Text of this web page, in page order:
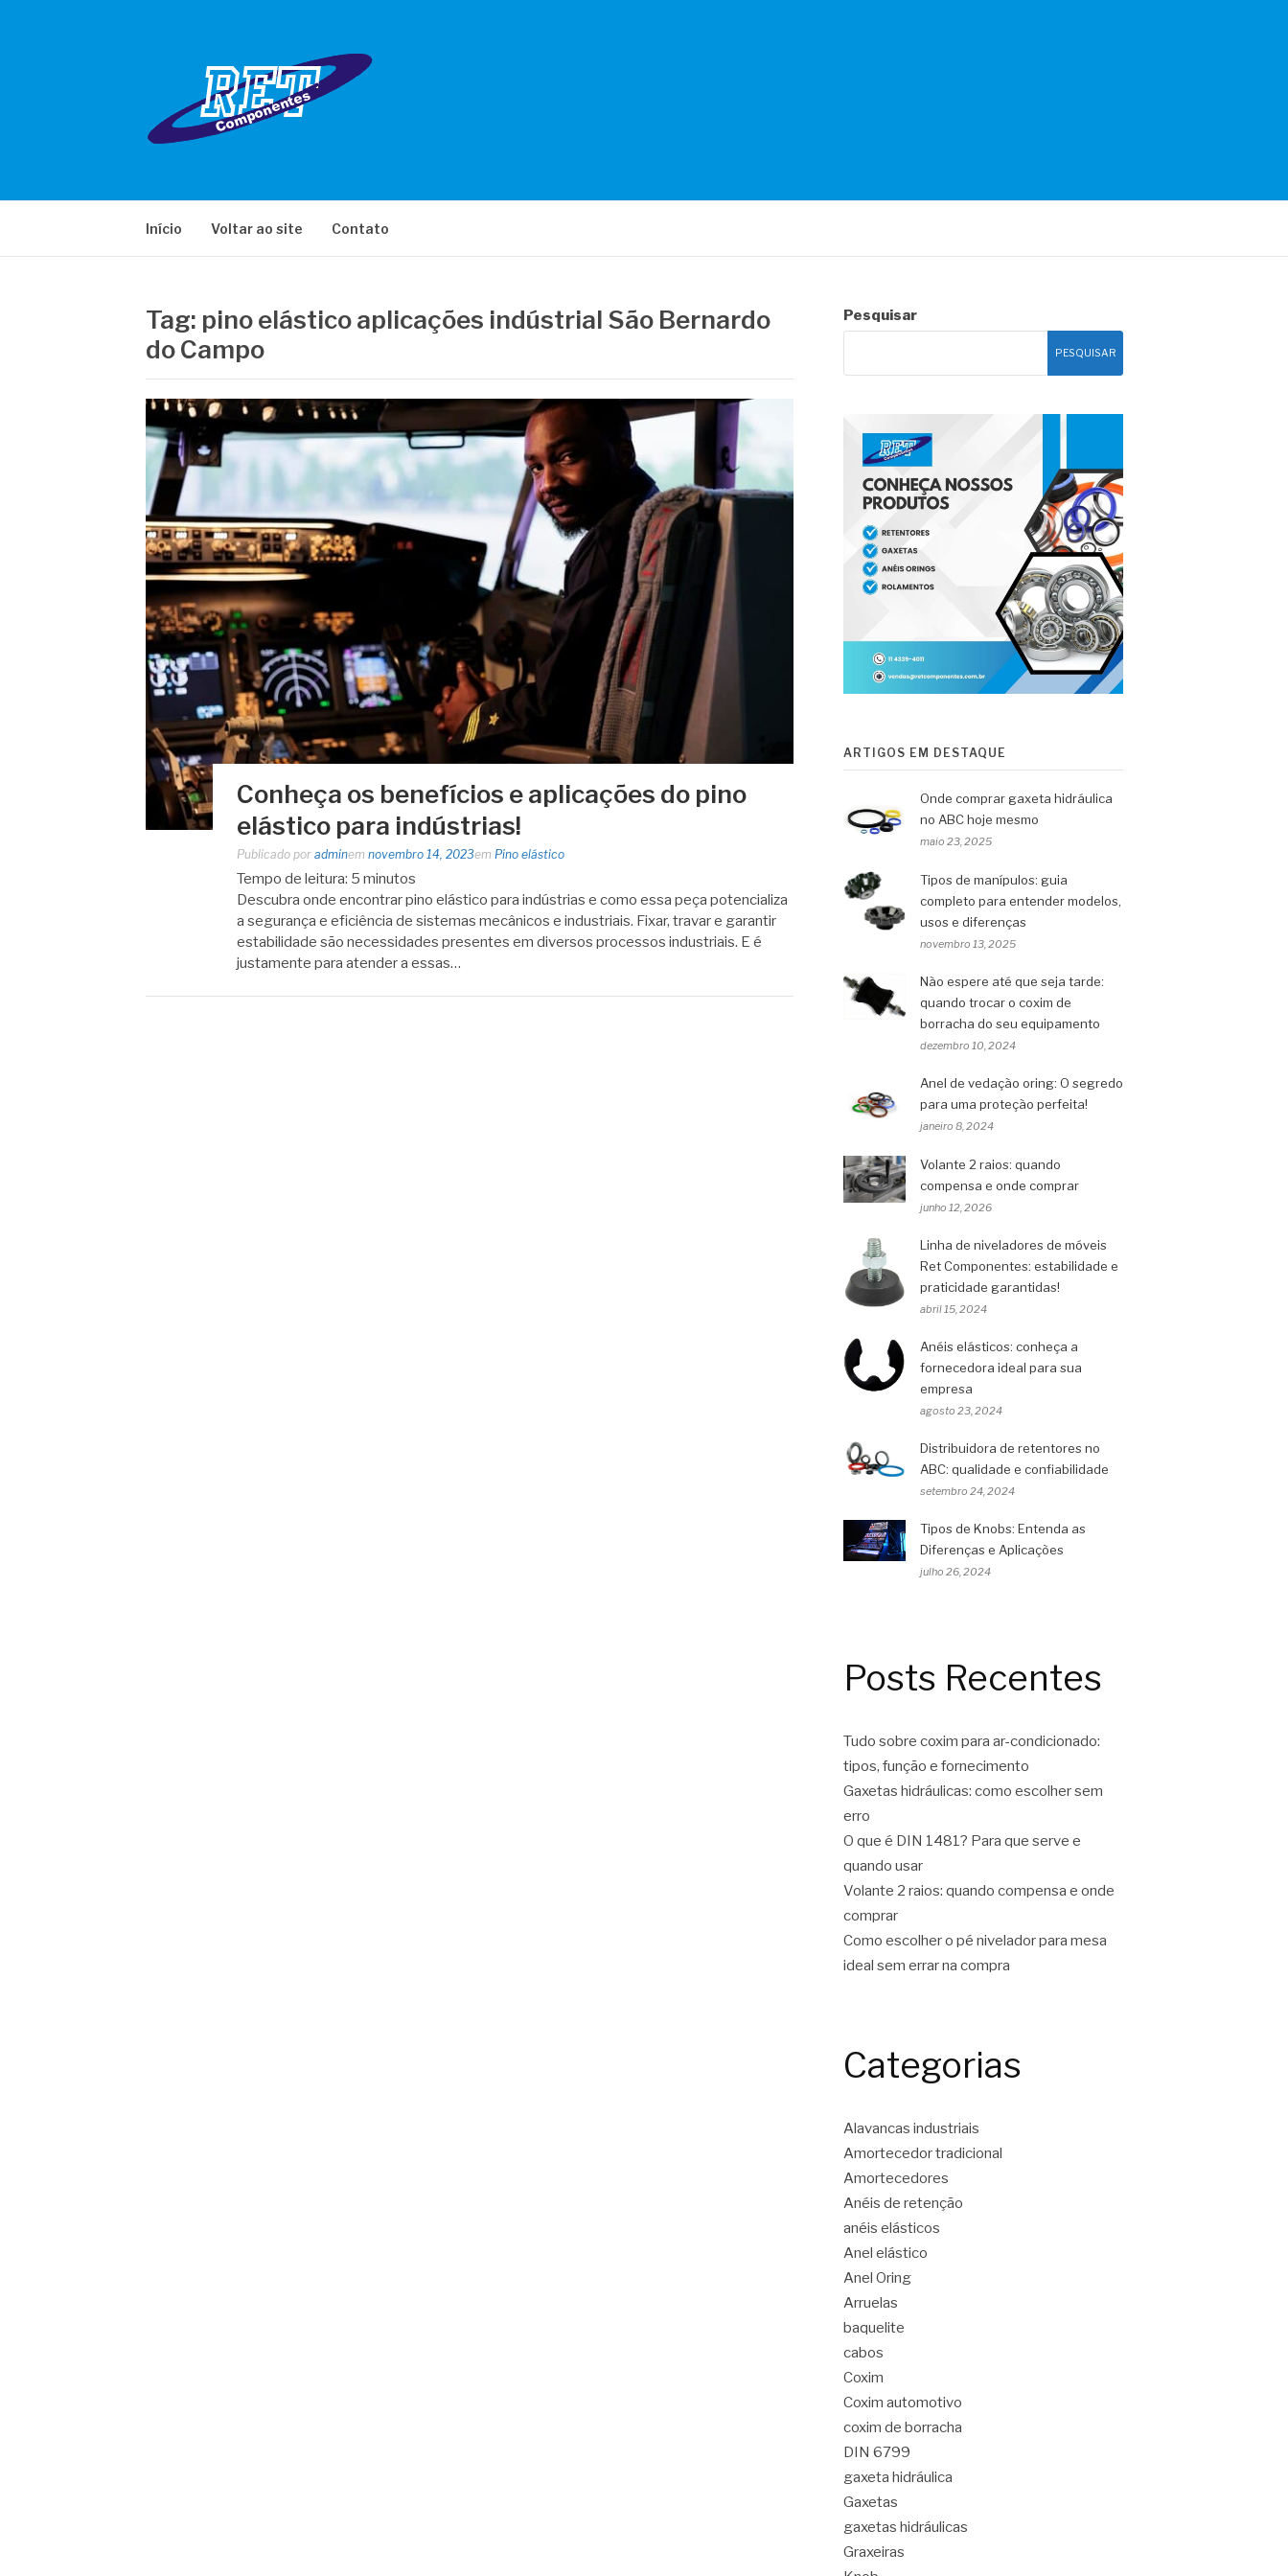
Início Voltar ao site Contato
Tag: pino elástico aplicações indústrial São Bernardo
do Campo
Conheça os benefícios e aplicações do pino
elástico para indústrias!
Publicado por adminem novembro 14, 2023em Pino elástico
Tempo de leitura: 5 minutos
Descubra onde encontrar pino elástico para indústrias e como essa peça potencializa
a segurança e eficiência de sistemas mecânicos e industriais. Fixar, travar e garantir
estabilidade são necessidades presentes em diversos processos industriais. E é
justamente para atender a essas…
Pesquisar
PESQUISAR
ARTIGOS EM DESTAQUE
Onde comprar gaxeta hidráulica
no ABC hoje mesmo
maio 23, 2025
Tipos de manípulos: guia
completo para entender modelos,
usos e diferenças
novembro 13, 2025
Não espere até que seja tarde:
quando trocar o coxim de
borracha do seu equipamento
dezembro 10, 2024
Anel de vedação oring: O segredo
para uma proteção perfeita!
janeiro 8, 2024
Volante 2 raios: quando
compensa e onde comprar
junho 12, 2026
Linha de niveladores de móveis
Ret Componentes: estabilidade e
praticidade garantidas!
abril 15, 2024
Anéis elásticos: conheça a
fornecedora ideal para sua
empresa
agosto 23, 2024
Distribuidora de retentores no
ABC: qualidade e confiabilidade
setembro 24, 2024
Tipos de Knobs: Entenda as
Diferenças e Aplicações
julho 26, 2024
Posts Recentes
Tudo sobre coxim para ar-condicionado:
tipos, função e fornecimento
Gaxetas hidráulicas: como escolher sem
erro
O que é DIN 1481? Para que serve e
quando usar
Volante 2 raios: quando compensa e onde
comprar
Como escolher o pé nivelador para mesa
ideal sem errar na compra
Categorias
Alavancas industriais
Amortecedor tradicional
Amortecedores
Anéis de retenção
anéis elásticos
Anel elástico
Anel Oring
Arruelas
baquelite
cabos
Coxim
Coxim automotivo
coxim de borracha
DIN 6799
gaxeta hidráulica
Gaxetas
gaxetas hidráulicas
Graxeiras